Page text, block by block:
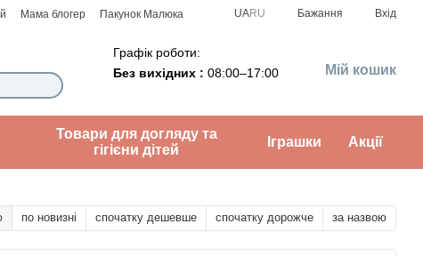
Мама блогер
Пакунок Малюка
UARU Бажання Вхід
Графік роботи:
Без вихідних : 08:00–17:00 Мій кошик
Товари для догляду та
гігієни дітей
Іграшки Акції
по новизні спочатку дешевше спочатку дорожче за назвою